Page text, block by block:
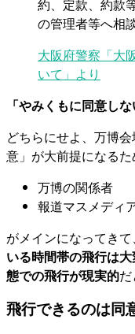
約、定款、約款
の管理者等へ相
大阪府警察「大
いて」より
「やみくもに同意しな
どちらにせよ、万博
意」が大前提になるた
万博の関係者
報道マスメディ
がメインになってき
いる時間帯の飛行は
態での飛行が現実的だ
飛行できるのは同